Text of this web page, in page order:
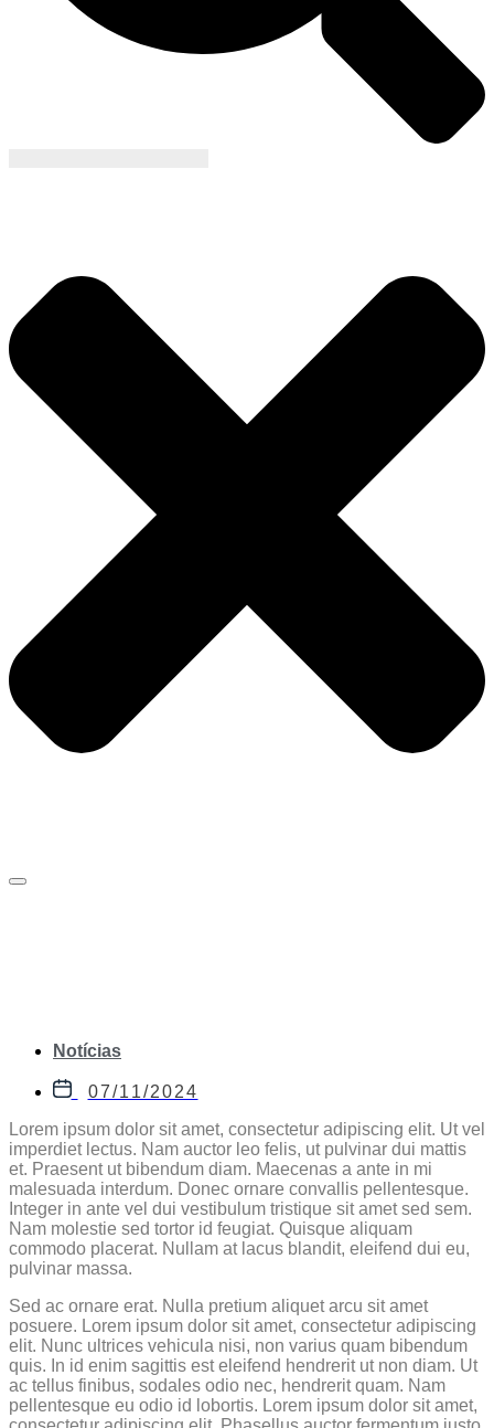
Notícias
07/11/2024
Lorem ipsum dolor sit amet, consectetur adipiscing elit. Ut vel
imperdiet lectus. Nam auctor leo felis, ut pulvinar dui mattis
et. Praesent ut bibendum diam. Maecenas a ante in mi
malesuada interdum. Donec ornare convallis pellentesque.
Integer in ante vel dui vestibulum tristique sit amet sed sem.
Nam molestie sed tortor id feugiat. Quisque aliquam
commodo placerat. Nullam at lacus blandit, eleifend dui eu,
pulvinar massa.
Sed ac ornare erat. Nulla pretium aliquet arcu sit amet
posuere. Lorem ipsum dolor sit amet, consectetur adipiscing
elit. Nunc ultrices vehicula nisi, non varius quam bibendum
quis. In id enim sagittis est eleifend hendrerit ut non diam. Ut
ac tellus finibus, sodales odio nec, hendrerit quam. Nam
pellentesque eu odio id lobortis. Lorem ipsum dolor sit amet,